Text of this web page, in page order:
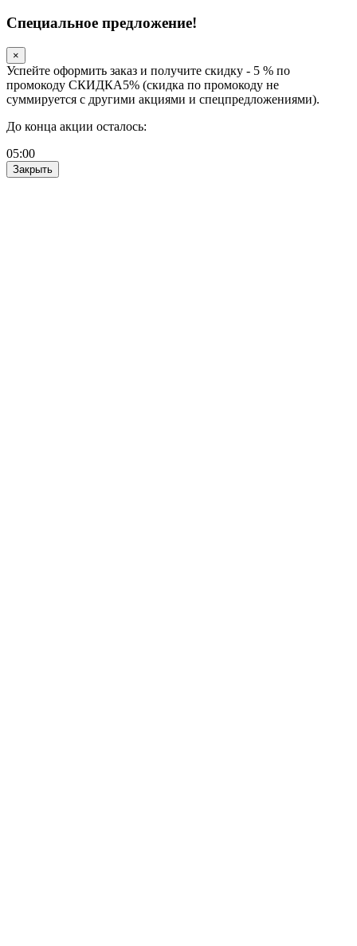
Специальное предложение!
×
Успейте оформить заказ и получите скидку - 5 % по
промокоду СКИДКА5% (скидка по промокоду не
суммируется с другими акциями и спецпредложениями).
До конца акции осталось:
05:00
Закрыть